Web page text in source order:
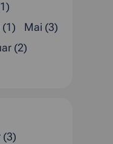
Mai (3)
(2)
(3)